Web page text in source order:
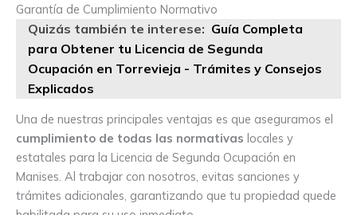
Garantía de Cumplimiento Normativo
Quizás también te interese: Guía Completa
para Obtener tu Licencia de Segunda
Ocupación en Torrevieja - Trámites y Consejos
Explicados
Una de nuestras principales ventajas es que aseguramos el
cumplimiento de todas las normativas locales y
estatales para la Licencia de Segunda Ocupación en
Manises. Al trabajar con nosotros, evitas sanciones y
trámites adicionales, garantizando que tu propiedad quede